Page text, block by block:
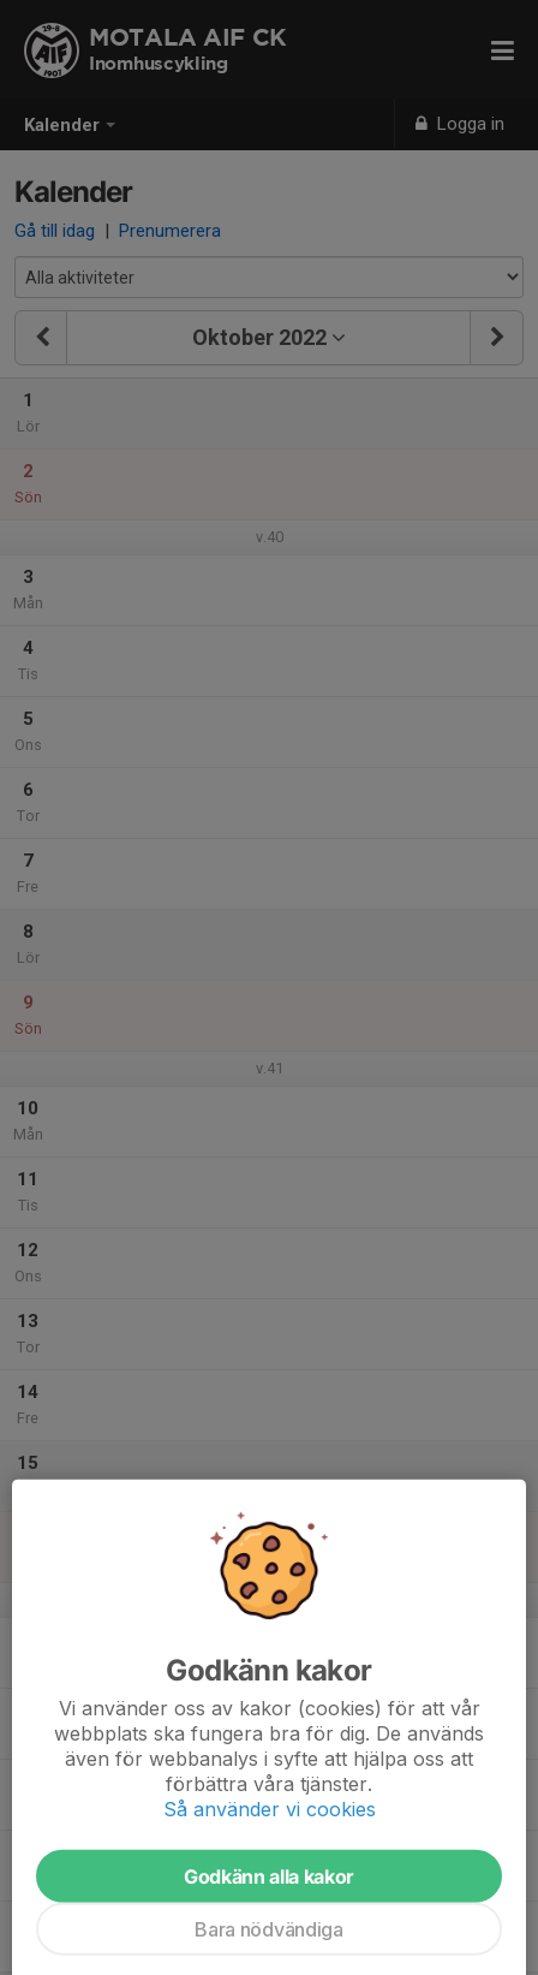
Kalender Logga in
MOTALA AIF CK
Inomhuscykling
Kalender
Gå till idag | Prenumerera
Oktober 2022
1
Lör
2
Sön
v.40
3
Mån
4
Tis
5
Ons
6
Tor
7
Fre
8
Lör
9
Sön
v.41
10
Mån
11
Tis
12
Ons
13
Tor
14
Fre
15
v.42
Tor
Godkänn kakor
Vi använder oss av kakor (cookies) för att vår
webbplats ska fungera bra för dig. De används
även för webbanalys i syfte att hjälpa oss att
förbättra våra tjänster.
Så använder vi cookies
Godkänn alla kakor
Bara nödvändiga